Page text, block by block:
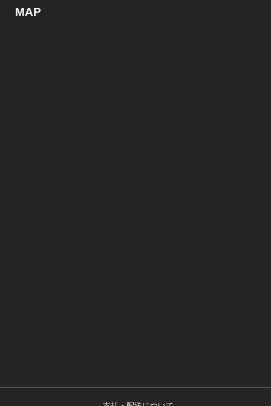
MAP